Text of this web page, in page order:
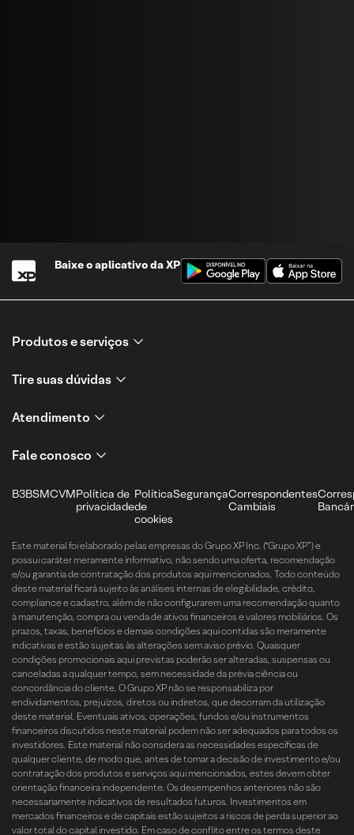
Baixe o aplicativo daXP
Produtos e serviços
Tire suas dúvidas
Atendimento
Fale conosco
B3BSMCVMPolítica de
privacidade
Política
de
cookies
SegurançaCorrespondentes
Cambiais
Este material foi elaborado pelas empresas do Grupo XP Inc. (“Grupo XP”) e
possui caráter meramente informativo, não sendo uma oferta, recomendação
e/ou garantia de contratação dos produtos aqui mencionados. Todo conteúdo
deste material ficará sujeito às análises internas de elegibilidade, crédito,
compliance e cadastro, além de não configurarem uma recomendação quanto
à manutenção, compra ou venda de ativos financeiros e valores mobiliários. Os
prazos, taxas, benefícios e demais condições aqui contidas são meramente
indicativas e estão sujeitas às alterações sem aviso prévio. Quaisquer
condições promocionais aqui previstas poderão ser alteradas, suspensas ou
canceladas a qualquer tempo, sem necessidade da prévia ciência ou
concordância do cliente. O Grupo XP não se responsabiliza por
endividamentos, prejuízos, diretos ou indiretos, que decorram da utilização
deste material. Eventuais ativos, operações, fundos e/ou instrumentos
financeiros discutidos neste material podem não ser adequados para todos os
investidores. Este material não considera as necessidades específicas de
qualquer cliente, de modo que, antes de tomar a decisão de investimento e/ou
contratação dos produtos e serviços aqui mencionados, estes devem obter
orientação financeira independente. Os desempenhos anteriores não são
necessariamente indicativos de resultados futuros. Investimentos em
mercados financeiros e de capitais estão sujeitos a riscos de perda superior ao
valor total do capital investido. Em caso de conflito entre os termos deste